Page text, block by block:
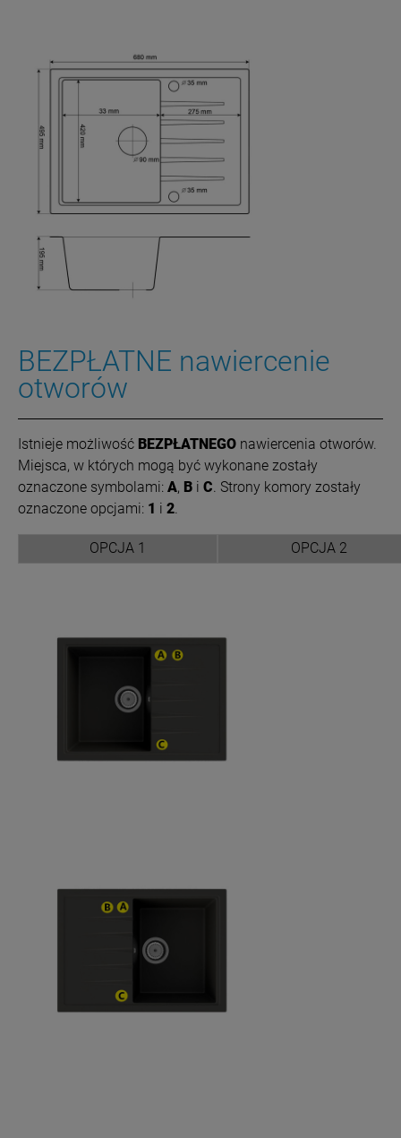
BEZPŁATNE nawiercenie
otworów
Istnieje możliwość BEZPŁATNEGO nawiercenia otworów.
Miejsca, w których mogą być wykonane zostały
oznaczone symbolami: A, B i C . Strony komory zostały
oznaczone opcjami: 1 i 2
OPCJA 1 OPCJA 2